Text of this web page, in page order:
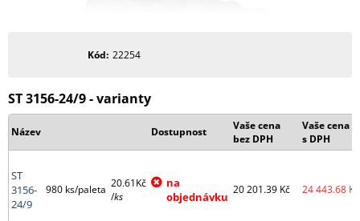
Kód 22254
ST 3156-24/9 - varianty
Název Dostupnost
Vaše cena
bez DPH
Vaše cena
s DPH
ST
3156-
24/9
980 ks/paleta 20.61Kč
/ks
na
objednávku
20 201.39 Kč 24 443.68 Kč